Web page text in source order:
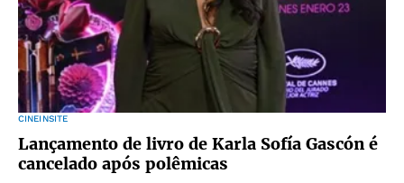
CINEINSITE
Lançamento de livro de Karla Sofía Gascón é
cancelado após polêmicas